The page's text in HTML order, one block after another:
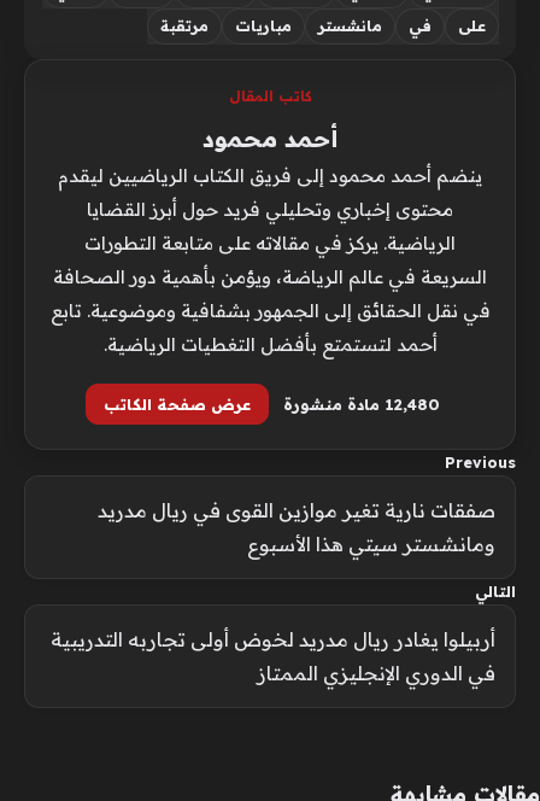
على
في مانشستر مباريات مرتقبة
كاتب المقال
أحمد محمود
ينضم أحمد محمود إلى فريق الكتاب الرياضيين ليقدم
محتوى إخباري وتحليلي فريد حول أبرز القضايا
الرياضية. يركز في مقالاته على متابعة التطورات
السريعة في عالم الرياضة، ويؤمن بأهمية دور الصحافة
في نقل الحقائق إلى الجمهور بشفافية وموضوعية. تابع
أحمد لتستمتع بأفضل التغطيات الرياضية.
12٬480 مادة منشورة عرض صفحة الكاتب
Previous
صفقات نارية تغير موازين القوى في ريال مدريد
ومانشستر سيتي هذا الأسبوع
التالي
أربيلوا يغادر ريال مدريد لخوض أولى تجاربه التدريبية
في الدوري الإنجليزي الممتاز
مقالات مشابهة